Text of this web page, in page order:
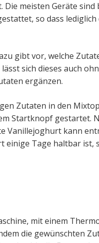
Die meisten Geräte
so dass
gibt vor, welche
sich dieses auch
ergänzen.
Zutaten in den
Startknopf gestartet.
Vanillejoghurt kann
einige Tage haltbar
mit einem
die gewünschten